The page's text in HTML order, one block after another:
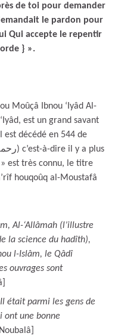
de toi pour demander
le pardon pour
Qui accepte le repentir
} ».
Moûçâ Ibnou ‘Iyâd Al-
est un grand savant
décédé en 544 de
est très connu, le titre
houqoûq al-Moustafâ
Al-‘Allâmah (l’illustre
la science du hadîth),
l-Islâm, le Qâdî
ouvrages sont
était parmi les gens de
ont une bonne